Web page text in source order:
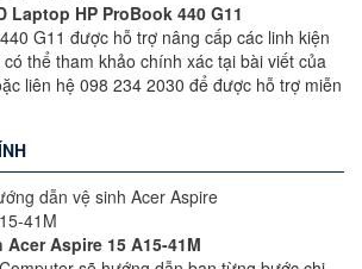
Laptop HP ProBook 440 G11
G11 được hỗ trợ nâng cấp các linh kiện
thể tham khảo chính xác tại bài viết của
liên hệ 098 234 2030 để được hỗ trợ miễn
Aspire 15 A15-41M